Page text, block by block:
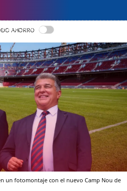
EN CATALÀ
AHORRO
un fotomontaje con el nuevo Camp Nou de